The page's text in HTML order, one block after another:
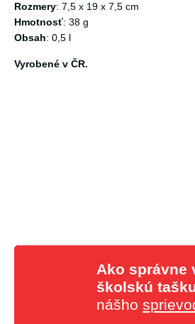
Rozmery: 7,5 x 19 x 7,5 cm
Hmotnosť: 38 g
Obsah: 0,5 l
Vyrobené v ČR.
Ako správne
školskú
nášho